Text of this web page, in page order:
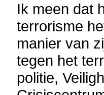
Ik meen dat
terrorisme
manier van
tegen het
politie,